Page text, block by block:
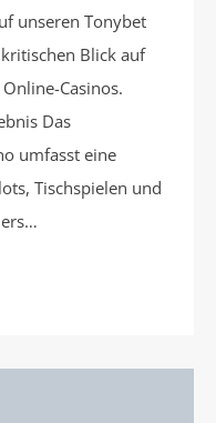
unseren Tonybet
Blick auf
Casinos.
Das
umfasst eine
Tischspielen und